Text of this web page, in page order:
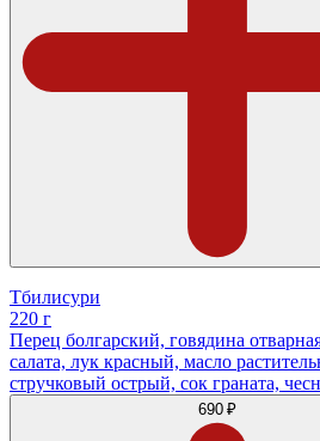
Тбилисури
220 г
Перец болгарский, говядина
салата, лук красный, масло
стручковый острый, сок граната,
690 ₽